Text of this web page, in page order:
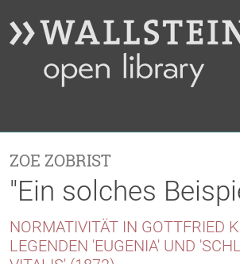
ZOE ZOBRIST
"Ein solches
NORMATIVITÄT IN GOTTFRIED
LEGENDEN 'EUGENIA' UND